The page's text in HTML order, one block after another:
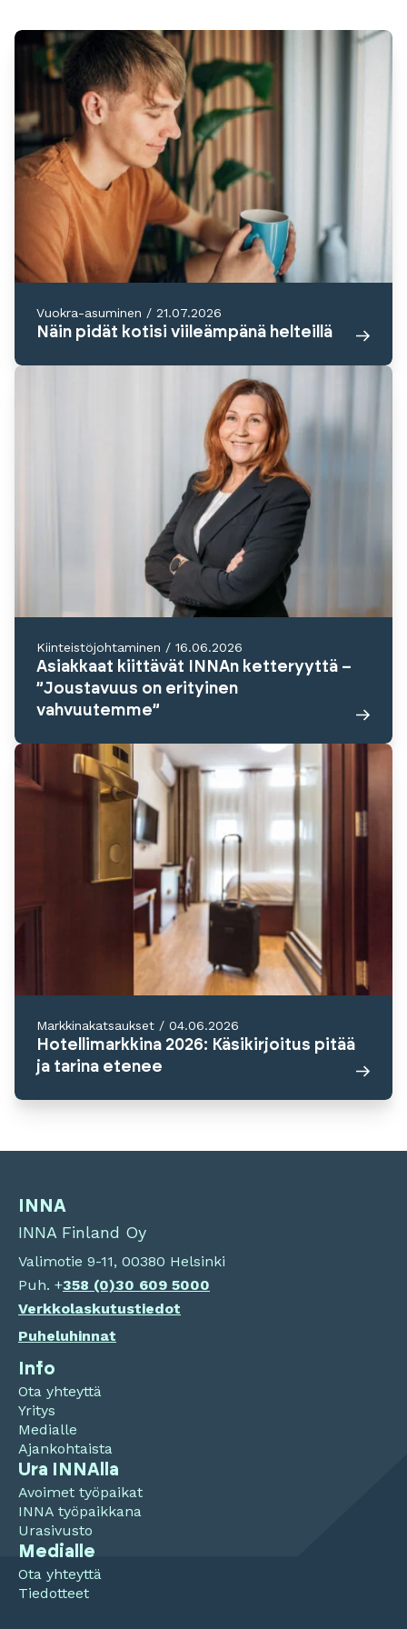
Vuokra-asuminen / 21.07.2026
Näin pidät kotisi viileämpänä helteillä
Kiinteistöjohtaminen / 16.06.2026
Asiakkaat kiittävät INNAn ketteryyttä –
”Joustavuus on erityinen
vahvuutemme”
Markkinakatsaukset / 04.06.2026
Hotellimarkkina 2026: Käsikirjoitus pitää
ja tarina etenee
INNA
INNA Finland Oy
Valimotie 9-11, 00380 Helsinki
Puh. +358 (0)30 609 5000
Verkkolaskutustiedot
Puheluhinnat
Info
Ota yhteyttä
Yritys
Medialle
Ajankohtaista
Ura INNAlla
Avoimet työpaikat
INNA työpaikkana
Urasivusto
Medialle
Ota yhteyttä
Tiedotteet